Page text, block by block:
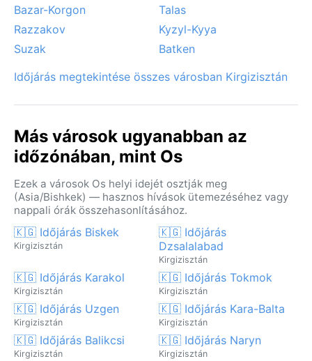
érkező havazások, valamint a sűrű, szürke köd, amely
a völgyben megül, több napra is elzárhatja a kilátást.
A város éghajlatának különlegessége a nagy napi
meglepetésként érheti: a forró nappalt gyorsan hideg
Bazar-Korgon
Talas
Razzakov
Kyzyl-Kyya
Suzak
Batken
Időjárás megtekintése összes városban Kirgizisztán
Más városok ugyanabban az
időzónában, mint Os
Ezek a városok Os helyi idejét osztják meg
(Asia/Bishkek) — hasznos hívások ütemezéséhez vagy
nappali órák összehasonlításához.
🇰🇬 Időjárás Biskek
Kirgizisztán
🇰🇬 Időjárás
Dzsalalabad
Kirgizisztán
🇰🇬 Időjárás Karakol
Kirgizisztán
🇰🇬 Időjárás Tokmok
Kirgizisztán
🇰🇬 Időjárás Uzgen
Kirgizisztán
🇰🇬 Időjárás Kara-Balta
Kirgizisztán
🇰🇬 Időjárás Balikcsi
Kirgizisztán
🇰🇬 Időjárás Naryn
Kirgizisztán